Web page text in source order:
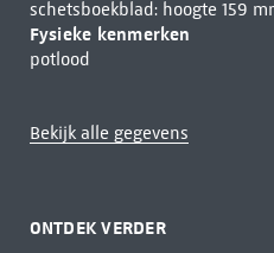
schetsboekblad: hoogte 159
Fysieke kenmerken
potlood
Bekijk alle gegevens
ONTDEK VERDER